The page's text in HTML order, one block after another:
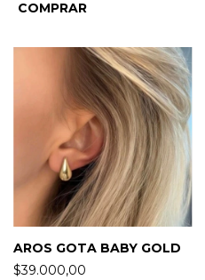
AROS GOTA BABY GOLD
$39.000,00